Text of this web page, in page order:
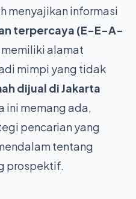
menyajikan informasi
terpercaya (E-E-A-
alamat
mimpi yang tidak
dijual di Jakarta
ini memang ada,
pencarian yang
tentang
prospektif.